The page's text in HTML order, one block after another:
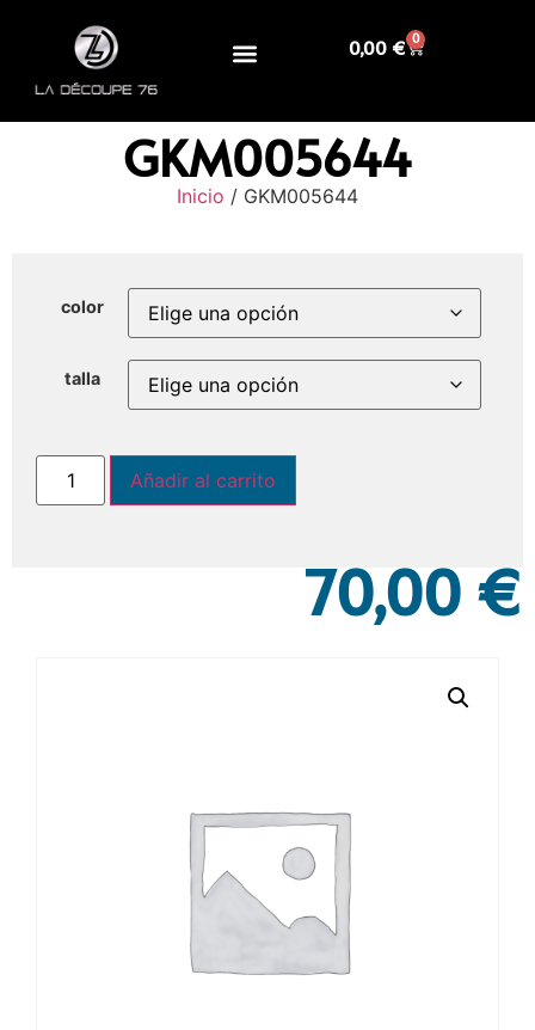
0,00 € 0
GKM005644
Inicio / GKM005644
color
talla
Añadir al carrito
70,00 €